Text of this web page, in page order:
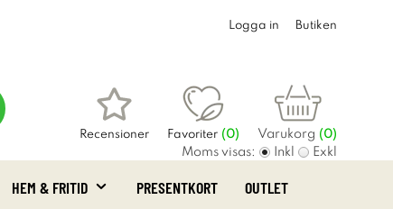
Logga in Butiken
Recensioner Favoriter (0) Varukorg (0)
Moms visas: Inkl Exkl
HEM & FRITID PRESENTKORT OUTLET